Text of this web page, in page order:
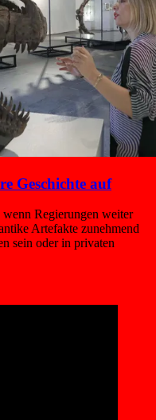
Geschichte auf
Regierungen weiter
Artefakte zunehmend
sein oder in privaten